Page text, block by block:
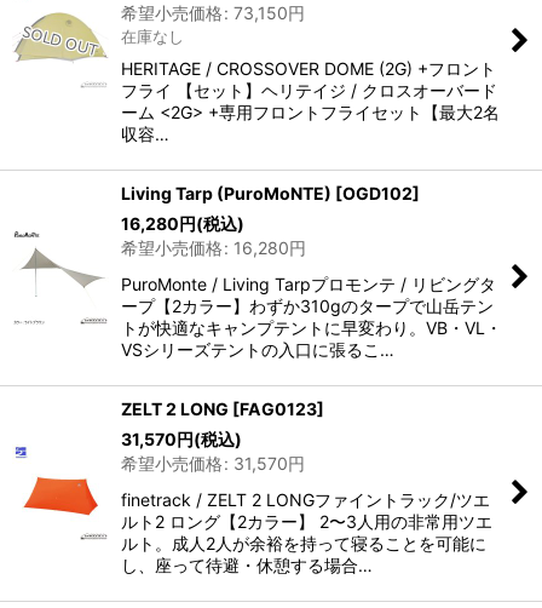
希望小売価格: 73,150円
在庫なし
HERITAGE / CROSSOVER DOME (2G) +フロント
フライ 【セット】ヘリテイジ / クロスオーバード
ーム <2G> +専用フロントフライセット【最大2名
収容…
Living Tarp (PuroMoNTE) [OGD102]
16,280円(税込)
希望小売価格: 16,280円
PuroMonte / Living Tarpプロモンテ / リビングタ
ープ【2カラー】わずか310gのタープで山岳テン
トが快適なキャンプテントに早変わり。VB・VL・
VSシリーズテントの入口に張るこ…
ZELT 2 LONG [FAG0123]
31,570円(税込)
希望小売価格: 31,570円
finetrack / ZELT 2 LONGファイントラック/ツエ
ルト2 ロング【2カラー】 2〜3人用の非常用ツエ
ルト。成人2人が余裕を持って寝ることを可能に
し、座って待避・休憩する場合…